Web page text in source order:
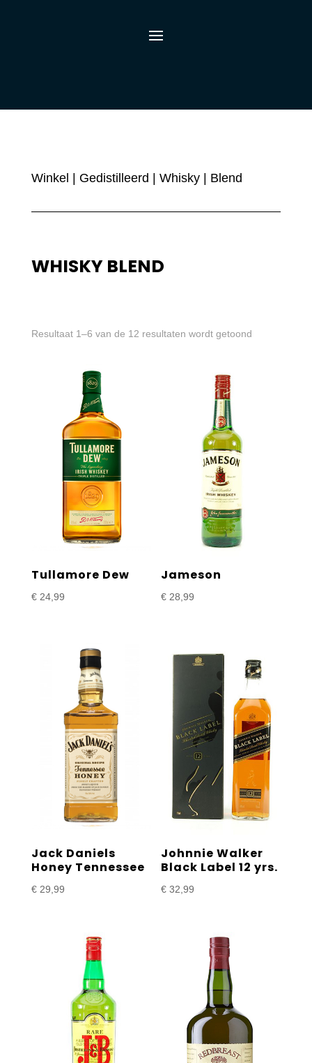
Winkel Gedistilleerd Whisky| Blend
WHISKY BLEND
Resultaat 1–6 van de 12 resultaten wordt getoondGesorteerd
Tullamore Dew
€24,99
Jameson
€ 28,99
Jack Daniels
Honey Tennessee
€29,99
Johnnie Walker
Black Label 12 yrs.
€ 32,99